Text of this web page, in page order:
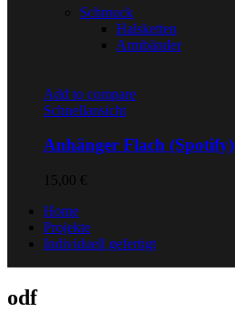
Schmuck
Halsketten
Armbänder
Add to compare
Schnellansicht
Anhänger Flach (Spotify)
15,00 €
Home
Projekte
Individuell gefertigt
odf